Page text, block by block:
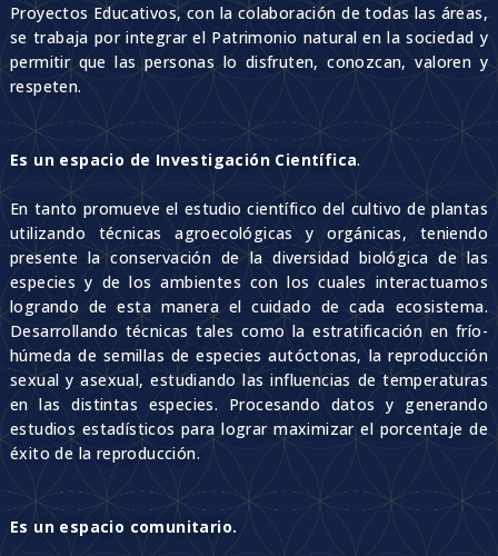
Proyectos Educativos, con la colaboración de todas las áreas,
se trabaja por integrar el Patrimonio natural en la sociedad y
permitir que las personas lo disfruten, conozcan, valoren y
respeten.
Es un espacio de Investigación Científica.
En tanto promueve el estudio científico del cultivo de plantas
utilizando técnicas agroecológicas y orgánicas, teniendo
presente la conservación de la diversidad biológica de las
especies y de los ambientes con los cuales interactuamos
logrando de esta manera el cuidado de cada ecosistema.
Desarrollando técnicas tales como la estratificación en frío-
húmeda de semillas de especies autóctonas, la reproducción
sexual y asexual, estudiando las influencias de temperaturas
en las distintas especies. Procesando datos y generando
estudios estadísticos para lograr maximizar el porcentaje de
éxito de la reproducción.
Es un espacio comunitario.